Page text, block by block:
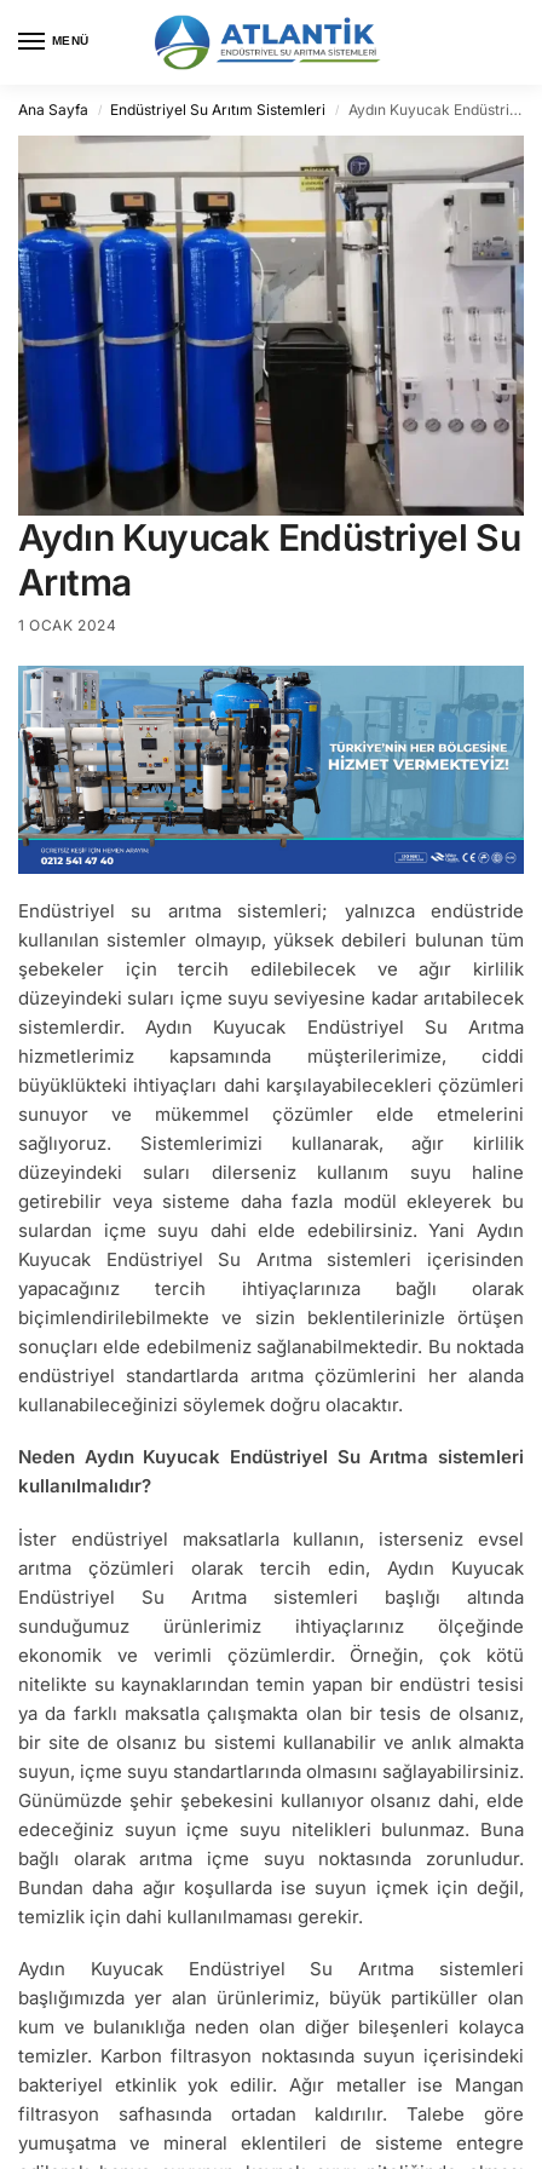
MENÜ
Ana Sayfa / Endüstriyel Su Arıtım Sistemleri / Aydın Kuyucak Endüstriyel Su Arıtma
Aydın Kuyucak Endüstriyel Su
Arıtma
1 OCAK 2024
Endüstriyel su arıtma sistemleri; yalnızca endüstride
kullanılan sistemler olmayıp, yüksek debileri bulunan tüm
şebekeler için tercih edilebilecek ve ağır kirlilik
düzeyindeki suları içme suyu seviyesine kadar arıtabilecek
sistemlerdir. Aydın Kuyucak Endüstriyel Su Arıtma
hizmetlerimiz kapsamında müşterilerimize, ciddi
büyüklükteki ihtiyaçları dahi karşılayabilecekleri çözümleri
sunuyor ve mükemmel çözümler elde etmelerini
sağlıyoruz. Sistemlerimizi kullanarak, ağır kirlilik
düzeyindeki suları dilerseniz kullanım suyu haline
getirebilir veya sisteme daha fazla modül ekleyerek bu
sulardan içme suyu dahi elde edebilirsiniz. Yani Aydın
Kuyucak Endüstriyel Su Arıtma sistemleri içerisinden
yapacağınız tercih ihtiyaçlarınıza bağlı olarak
biçimlendirilebilmekte ve sizin beklentilerinizle örtüşen
sonuçları elde edebilmeniz sağlanabilmektedir. Bu noktada
endüstriyel standartlarda arıtma çözümlerini her alanda
kullanabileceğinizi söylemek doğru olacaktır.
Neden Aydın Kuyucak Endüstriyel Su Arıtma sistemleri
kullanılmalıdır?
İster endüstriyel maksatlarla kullanın, isterseniz evsel
arıtma çözümleri olarak tercih edin, Aydın Kuyucak
Endüstriyel Su Arıtma sistemleri başlığı altında
sunduğumuz ürünlerimiz ihtiyaçlarınız ölçeğinde
ekonomik ve verimli çözümlerdir. Örneğin, çok kötü
nitelikte su kaynaklarından temin yapan bir endüstri tesisi
ya da farklı maksatla çalışmakta olan bir tesis de olsanız,
bir site de olsanız bu sistemi kullanabilir ve anlık almakta
suyun, içme suyu standartlarında olmasını sağlayabilirsiniz.
Günümüzde şehir şebekesini kullanıyor olsanız dahi, elde
edeceğiniz suyun içme suyu nitelikleri bulunmaz. Buna
bağlı olarak arıtma içme suyu noktasında zorunludur.
Bundan daha ağır koşullarda ise suyun içmek için değil,
temizlik için dahi kullanılmaması gerekir.
Aydın Kuyucak Endüstriyel Su Arıtma sistemleri
başlığımızda yer alan ürünlerimiz, büyük partiküller olan
kum ve bulanıklığa neden olan diğer bileşenleri kolayca
temizler. Karbon filtrasyon noktasında suyun içerisindeki
bakteriyel etkinlik yok edilir. Ağır metaller ise Mangan
filtrasyon safhasında ortadan kaldırılır. Talebe göre
yumuşatma ve mineral eklentileri de sisteme entegre